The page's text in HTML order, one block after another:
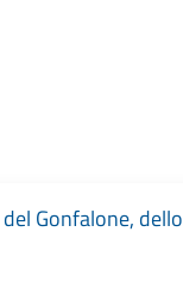
Gonfalone, dello